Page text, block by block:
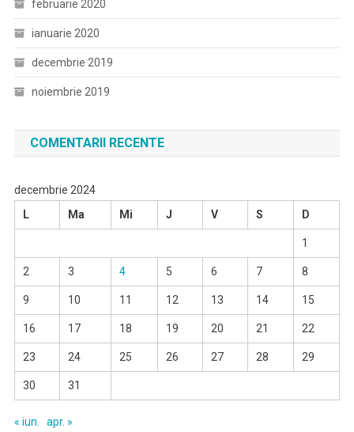
februarie 2020
ianuarie 2020
decembrie 2019
noiembrie 2019
COMENTARII RECENTE
decembrie 2024
L
Ma Mi J V S D
1
2 3 4 5 6 7 8
9 10 11 12 13 14 15
16 17 18 19 20 21 22
23 24 25 26 27 28 29
30 31
« iun. apr. »